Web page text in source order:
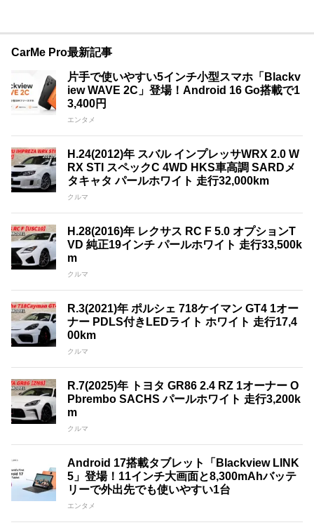
CarMe Pro最新記事
片手で使いやすい5インチ小型スマホ「Blackv
iew WAVE 2C」登場！Android 16 Go搭載で1
3,400円
エンタメ
H.24(2012)年 スバル インプレッサWRX 2.0 W
RX STI スペックC 4WD HKS車高調 SARDメ
タキャタ パールホワイト 走行32,000km
クルマ
H.28(2016)年 レクサス RC F 5.0 オプションT
VD 純正19インチ パールホワイト 走行33,500k
m
クルマ
R.3(2021)年 ポルシェ 718ケイマン GT4 1オー
ナー PDLS付きLEDライト ホワイト 走行17,4
00km
クルマ
R.7(2025)年 トヨタ GR86 2.4 RZ 1オーナー O
Pbrembo SACHS パールホワイト 走行3,200k
m
クルマ
Android 17搭載タブレット「Blackview LINK
5」登場！11インチ大画面と8,300mAhバッテ
リーで外出先でも使いやすい1台
エンタメ